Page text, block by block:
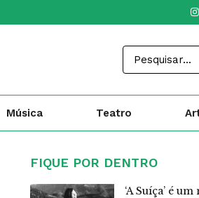
Música Teatro
FIQUE POR DENTRO
‘A Suíça’ é